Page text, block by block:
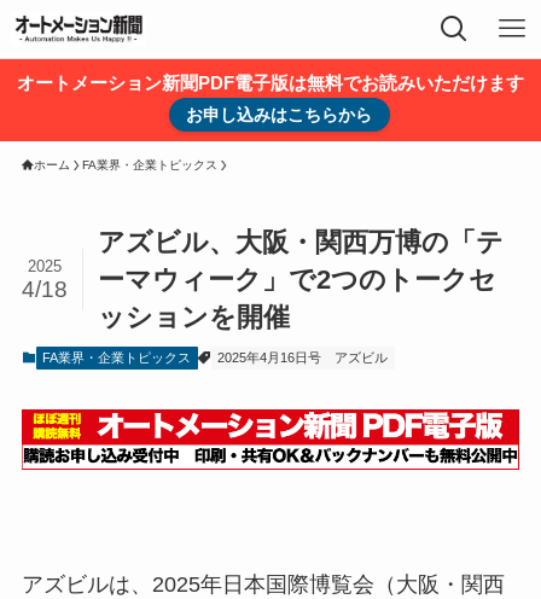
オートメーション新聞PDF電子版は無料でお読みいただけます
お申し込みはこちらから
ホーム FA業界・企業トピックス
アズビル、大阪・関西万博の「テ
ーマウィーク」で2つのトークセ
ッションを開催
2025
4/18
FA業界・企業トピックス 2025年4月16日号 アズビル
アズビルは、2025年日本国際博覧会（大阪・関西